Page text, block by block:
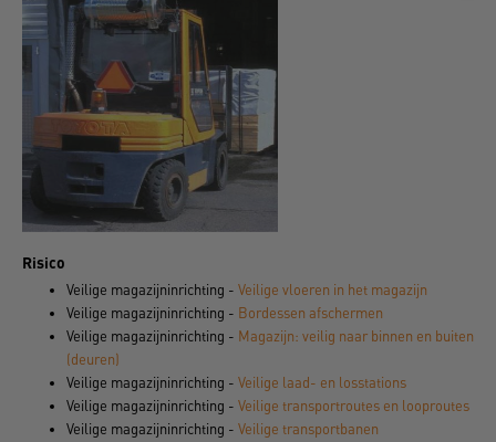
Risico
Veilige magazijninrichting - Veilige vloeren in het magazijn
Veilige magazijninrichting - Bordessen afschermen
Veilige magazijninrichting - Magazijn: veilig naar binnen en buiten
(deuren)
Veilige magazijninrichting - Veilige laad- en losstations
Veilige magazijninrichting - Veilige transportroutes en looproutes
Veilige magazijninrichting - Veilige transportbanen